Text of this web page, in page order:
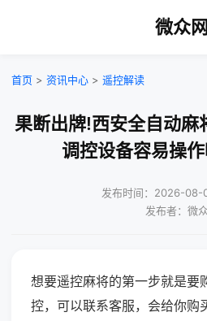
微众网
首页 > 资讯中心 > 遥控解读
果断出牌!西安全自动麻
调控设备容易操
发布时间：2026-08-
发布者：微
想要遥控麻将的第一步就是要
控，可以联系客服，会给你购